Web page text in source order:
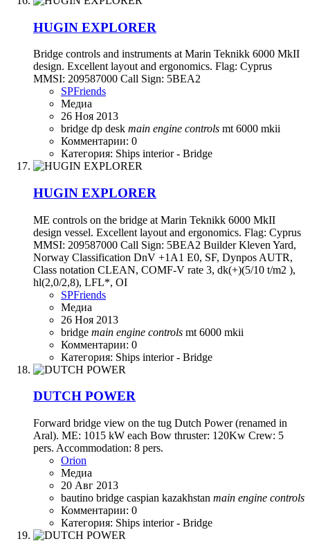
HUGIN EXPLORER
Bridge controls and instruments at Marin Teknikk 6000 MkII
design. Excellent layout and ergonomics. Flag: Cyprus
MMSI: 209587000 Call Sign: 5BEA2
SPFriends
Медиа
26 Ноя 2013
bridge dp desk main engine controls mt 6000 mkii
Комментарии: 0
Категория: Ships interior - Bridge
HUGIN EXPLORER
ME controls on the bridge at Marin Teknikk 6000 MkII
design vessel. Excellent layout and ergonomics. Flag: Cyprus
MMSI: 209587000 Call Sign: 5BEA2 Builder Kleven Yard,
Norway Classification DnV +1A1 E0, SF, Dynpos AUTR,
Class notation CLEAN, COMF-V rate 3, dk(+)(5/10 t/m2 ),
hl(2,0/2,8), LFL*, OI
SPFriends
Медиа
26 Ноя 2013
bridge main engine controls mt 6000 mkii
Комментарии: 0
Категория: Ships interior - Bridge
DUTCH POWER
Forward bridge view on the tug Dutch Power (renamed in
Aral). ME: 1015 kW each Bow thruster: 120Kw Crew: 5
pers. Accommodation: 8 pers.
Orion
Медиа
20 Авг 2013
bautino bridge caspian kazakhstan main engine controls
Комментарии: 0
Категория: Ships interior - Bridge